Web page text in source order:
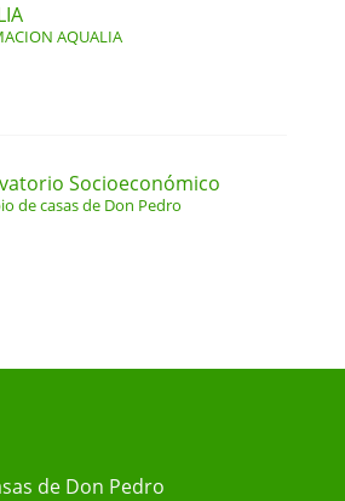
AQUALIA
Socioeconómico
de casas de Don Pedro
de Don Pedro